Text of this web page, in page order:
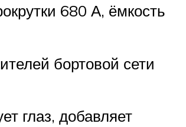
680 А, ёмкость
бортовой сети
глаз, добавляет